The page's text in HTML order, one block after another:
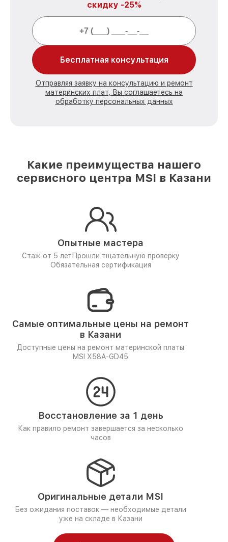
скидку -25%
Бесплатная консультация
Отправляя заявку на консультацию и ремонт
материнских плат, Вы соглашаетесь на
обработку персональных данных
Какие преимущества нашего
сервисного центра MSI в Казани
Опытные мастера
Стаж от 5 лет Прошли тщательную проверку
Обязательная сертификация
Самые оптимальные цены на ремонт
в Казани
Доступные цены на ремонт материнской платы
MSI X58A-GD45
Восстановление за 1 день
Как правило ремонт завершается за несколько
часов
Оригинальные детали MSI
Без ожидания поставок — необходимые детали
уже на складе в Казани